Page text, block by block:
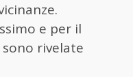
e per il
sono rivelate